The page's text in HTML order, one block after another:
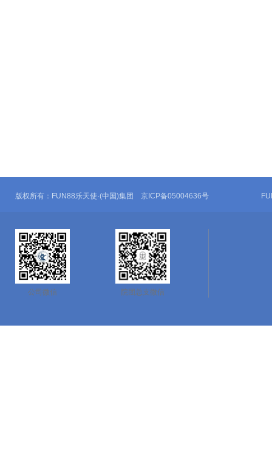
版权所有：FUN88乐天使·(中国)集团 京ICP备05004636号
公司微信 院团总支微信